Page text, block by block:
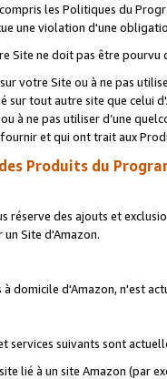
les Politiques du
une violation d'une
Site ne doit pas être
votre Site ou à ne pas
tout autre site que celui
à ne pas utiliser d’une
et qui ont trait aux
Produits du
réserve des ajouts et
Site d'Amazon.
à domicile d'Amazon, n'est
services suivants sont
lié à un site Amazon (par